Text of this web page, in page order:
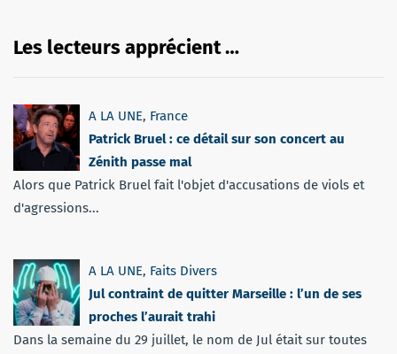
Les lecteurs apprécient …
A LA UNE, France
Patrick Bruel : ce détail sur son concert au
Zénith passe mal
Alors que Patrick Bruel fait l'objet d'accusations de viols et
d'agressions...
A LA UNE, Faits Divers
Jul contraint de quitter Marseille : l’un de ses
proches l’aurait trahi
Dans la semaine du 29 juillet, le nom de Jul était sur toutes